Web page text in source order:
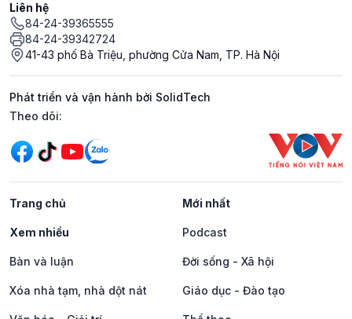
Liên hệ
84-24-39365555
84-24-39342724
41-43 phố Bà Triệu, phường Cửa Nam, TP. Hà Nội
Phát triển và vận hành bởi SolidTech
Mạng xã hội
Theo dõi:
Trang chủ Mới nhất
Xem nhiều Podcast
Bàn và luận Đời sống - Xã hội
Xóa nhà tạm, nhà dột nát Giáo dục - Đào tạo